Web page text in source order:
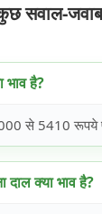
सवाल-
है?
से 5410 रूपये
क्या भाव है?